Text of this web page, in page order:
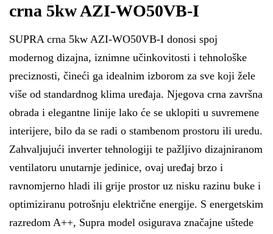
crna 5kw AZI-WO50VB-I
SUPRA crna 5kw AZI-WO50VB-I donosi spoj
modernog dizajna, iznimne učinkovitosti i tehnološke
preciznosti, čineći ga idealnim izborom za sve koji žele
više od standardnog klima uređaja. Njegova crna završna
obrada i elegantne linije lako će se uklopiti u suvremene
interijere, bilo da se radi o stambenom prostoru ili uredu.
Zahvaljujući inverter tehnologiji te pažljivo dizajniranom
ventilatoru unutarnje jedinice, ovaj uređaj brzo i
ravnomjerno hladi ili grije prostor uz nisku razinu buke i
optimiziranu potrošnju električne energije. S energetskim
razredom A++, Supra model osigurava značajne uštede